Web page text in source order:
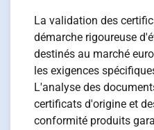
La validation des
démarche rigoureuse
destinés au marché
les exigences
L'analyse des
certificats d'origine et
conformité produits